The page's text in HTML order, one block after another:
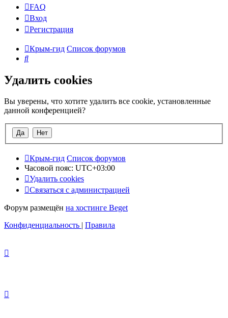
FAQ
Вход
Регистрация
Крым-гид Список форумов
Поиск
Удалить cookies
Вы уверены, что хотите удалить все cookie, установленные
данной конференцией?
Крым-гид Список форумов
Часовой пояс: UTC+03:00
Удалить cookies
Связаться с администрацией
Форум размещён на хостинге Beget
Конфиденциальность | Правила